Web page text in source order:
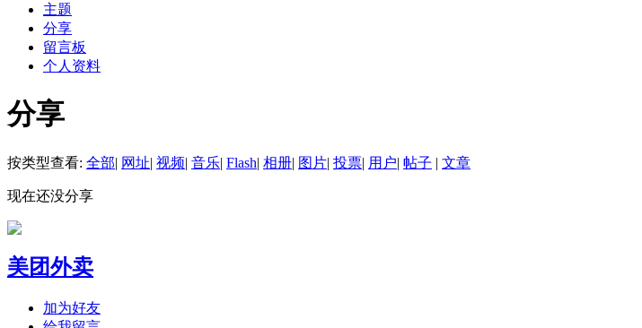
主题
分享
留言板
个人资料
分享
按类型查看: 全部| 网址| 视频| 音乐| Flash| 相册| 图片| 投票| 用户| 帖子 | 文章
现在还没分享
美团外卖
加为好友